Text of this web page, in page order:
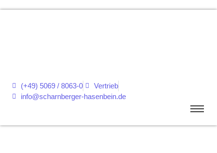
(+49) 5069 / 8063-0
Vertrieb
info@scharnberger-hasenbein.de